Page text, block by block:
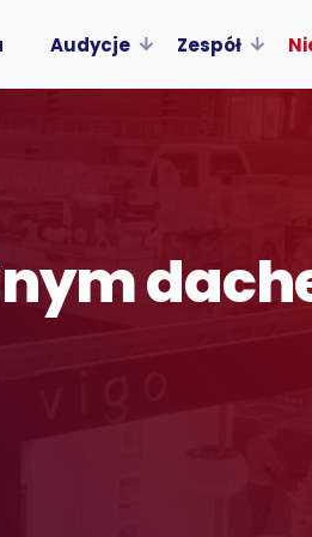
Audycje Zespół